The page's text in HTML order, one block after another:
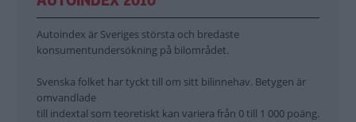
Autoindex är Sveriges största och bredaste
konsumentundersökning på bilområdet.
Svenska folket har tyckt till om sitt bilinnehav. Betygen är
omvandlade
till indextal som teoretiskt kan variera från 0 till 1 000 poäng.